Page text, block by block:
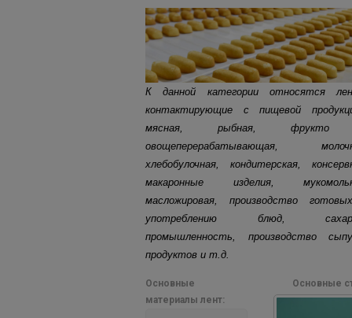
К данной категории относятся
контактирующие с пищевой
мясная, рыбная, ф
овощеперерабатывающая,
хлебобулочная, кондитерская,
макаронные изделия,
масложировая, производство
употреблению блюд,
промышленность, производство
продуктов и т.д.
Основные
материалы лент:
Основные